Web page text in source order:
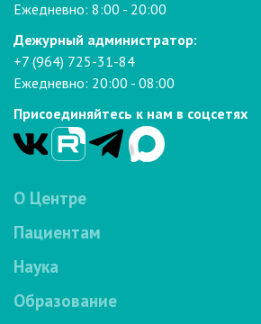
Ежедневно: 8:00 - 20:00
Дежурный администратор:
+7 (964) 725-31-84
Ежедневно: 20:00 - 08:00
Присоединяйтесь к нам в соцсетях
О Центре
Пациентам
Наука
Образование